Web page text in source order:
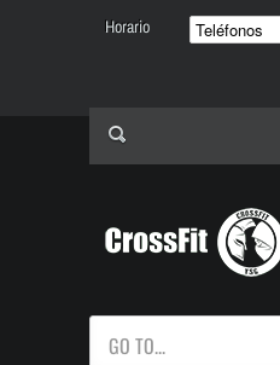
Horario
GO TO...